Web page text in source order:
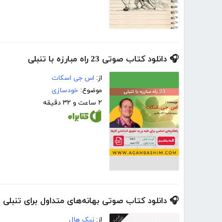
🎧 دانلود کتاب صوتی 23 راه مبارزه با تنبلی
از: اس جی اسکات
موضوع: خودسازی
۲ ساعت و ۳۲ دقیقه
🎧 دانلود کتاب صوتی بهانه‌های متداول برای تنبلی
از: نیک هال